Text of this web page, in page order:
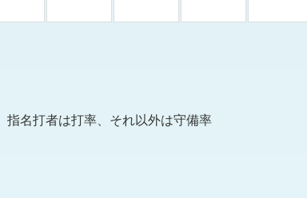
指名打者は打率、それ以外は守備率